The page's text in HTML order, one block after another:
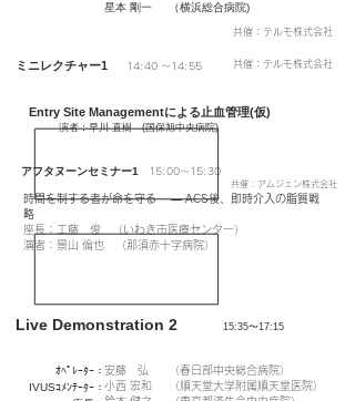
星本 剛一
（横浜総合病院)
​共催：テルモ株式会社
ミニレクチャー1 ​共催：テルモ株式会社
Entry Site Managementによる止血管理(仮)
演者：早川 直樹 (国保旭中央病院)
14:40 〜14:55
時間を制する者が命を守る ― ACS後、即時介入の脂質戦
略
座長：工藤 俊 （いわき市医療センター）
演者：景山 倫也 （那須赤十字病院）
アフタヌーンセミナー1
​共催：アムジェン株式会社
15:00〜15:30
Live Demonstration 2 15:35〜17:15
ｵﾍﾟﾚｰﾀｰ：
IVUSｺﾒﾝﾃｰﾀｰ：
安藤 弘
小西 宏和
（春日部中央総合病院）
（順天堂大学附属順天堂医院）